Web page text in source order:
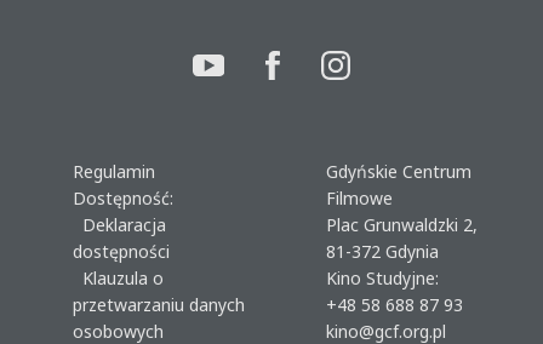
Regulamin
Dostępność:
Deklaracja
dostępności
Klauzula o
przetwarzaniu danych
osobowych
Gdyńskie Centrum
Filmowe
Plac Grunwaldzki 2,
81-372 Gdynia
Kino Studyjne:
+48 58 688 87 93
kino@gcf.org.pl